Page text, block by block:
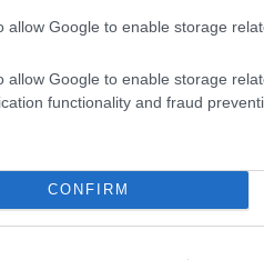
allow Google to enable storage
allow Google to enable storage
functionality and fraud
CONFIRM
szombat este báli
frakk vagy szmoking
és mélyvörös vagy piros
a díszmagyarra
magyar divattervező estélyi
Német Anikó tervezett báli
kevesebb, nagyjából
A jegyek 70 ezer